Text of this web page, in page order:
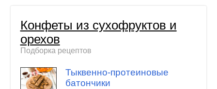
Конфеты из сухофруктов и
орехов
Подборка рецептов
Тыквенно-протеиновые
батончики